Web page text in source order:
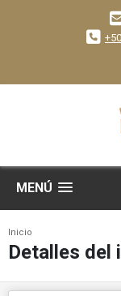
MENÚ
Inicio
Detalles del